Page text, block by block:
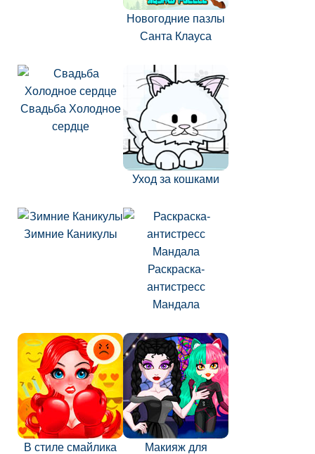
Новогодние пазлы
Санта Клауса
Свадьба Холодное
сердце
Уход за кошками
Зимние Каникулы
Раскраска-
антистресс
Мандала
В стиле смайлика
Макияж для